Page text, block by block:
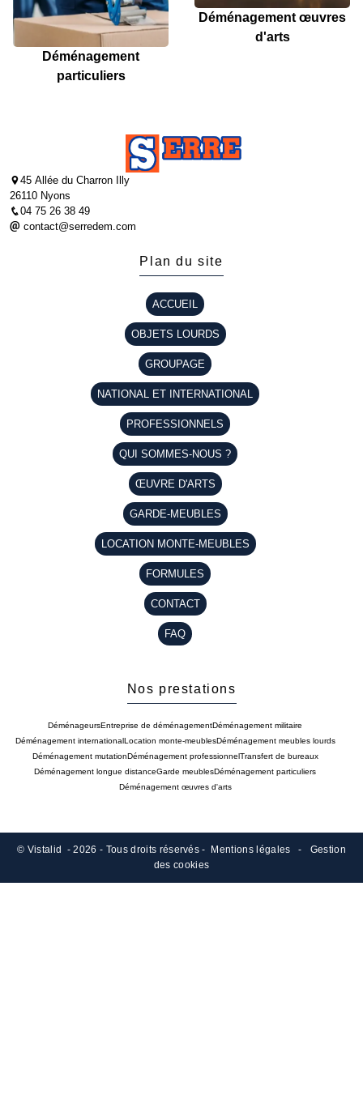
Déménagement
particuliers
Déménagement œuvres
d'arts
45 Allée du Charron Illy
26110 Nyons
04 75 26 38 49
contact@serredem.com
Plan du site
ACCUEIL
OBJETS LOURDS
GROUPAGE
NATIONAL ET INTERNATIONAL
PROFESSIONNELS
QUI SOMMES-NOUS ?
ŒUVRE D'ARTS
GARDE-MEUBLES
LOCATION MONTE-MEUBLES
FORMULES
CONTACT
FAQ
Nos prestations
DéménageursEntreprise de déménagementDéménagement militaire
Déménagement internationalLocation monte-meublesDéménagement meubles lourds
Déménagement mutationDéménagement professionnelTransfert de bureaux
Déménagement longue distanceGarde meublesDéménagement particuliers
Déménagement œuvres d'arts
© Vistalid - 2026 - Tous droits réservés - Mentions légales -
Gestion
des cookies